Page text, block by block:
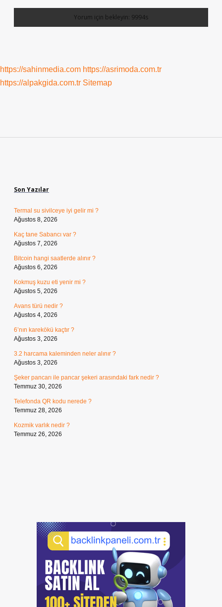
https://sahinmedia.com https://asrimoda.com.tr
https://alpakgida.com.tr Sitemap
Son Yazılar
Termal su sivilceye iyi gelir mi ?
Ağustos 8, 2026
Kaç tane Sabancı var ?
Ağustos 7, 2026
Bitcoin hangi saatlerde alınır ?
Ağustos 6, 2026
Kokmuş kuzu eti yenir mi ?
Ağustos 5, 2026
Avans türü nedir ?
Ağustos 4, 2026
6’nın karekökü kaçtır ?
Ağustos 3, 2026
3.2 harcama kaleminden neler alınır ?
Ağustos 3, 2026
Şeker pancarı ile pancar şekeri arasındaki fark nedir ?
Temmuz 30, 2026
Telefonda QR kodu nerede ?
Temmuz 28, 2026
Kozmik varlık nedir ?
Temmuz 26, 2026